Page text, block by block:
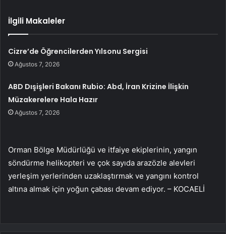
İlgili Makaleler
Cizre’de Öğrencilerden Yılsonu Sergisi
Ağustos 7, 2026
ABD Dışişleri Bakanı Rubio: Abd, İran Krizine İlişkin
Müzakerelere Hala Hazır
Ağustos 7, 2026
Orman Bölge Müdürlüğü ve itfaiye ekiplerinin, yangın
söndürme helikopteri ve çok sayıda arazözle alevleri
yerleşim yerlerinden uzaklaştırmak ve yangını kontrol
altına almak için yoğun çabası devam ediyor. – KOCAELİ